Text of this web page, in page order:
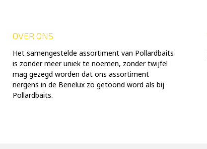
OVER ONS
Het samengestelde assortiment van Pollardbaits
is zonder meer uniek te noemen, zonder twijfel
mag gezegd worden dat ons assortiment
nergens in de Benelux zo getoond word als bij
Pollardbaits.